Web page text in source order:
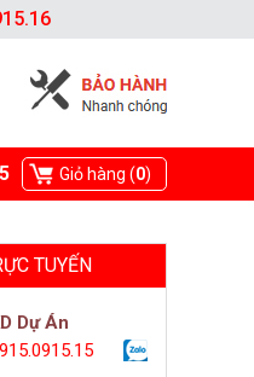
Giỏ hàng (0)
TUYẾN
Dự Án